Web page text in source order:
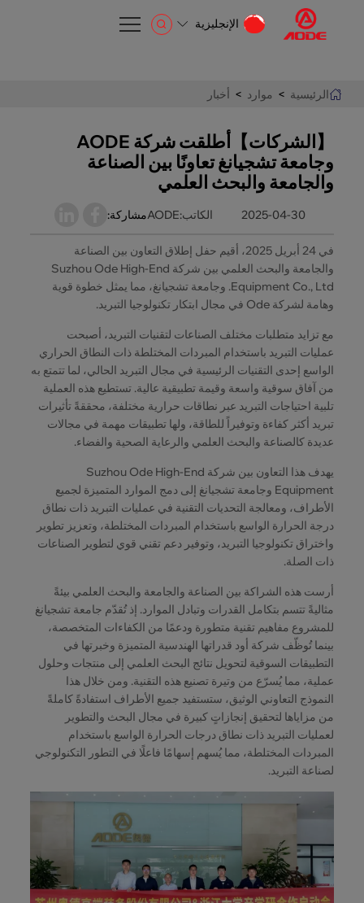
الإنجليزية
EN
الرئيسية > موارد > أخبار
【الشركات】أطلقت شركة AODE
وجامعة تشجيانغ تعاونًا بين الصناعة
والجامعة والبحث العلمي
2025-04-30 الكاتب:AODE مشاركة:
في 24 أبريل 2025، أقيم حفل إطلاق التعاون بين الصناعة
والجامعة والبحث العلمي بين شركة Suzhou Ode High-End
Equipment Co., Ltd. وجامعة تشجيانغ، مما يمثل خطوة قوية
وهامة لشركة Ode في مجال ابتكار تكنولوجيا التبريد.
مع تزايد متطلبات مختلف الصناعات لتقنيات التبريد، أصبحت
عمليات التبريد باستخدام المبردات المختلطة ذات النطاق الحراري
الواسع إحدى التقنيات الرئيسية في مجال التبريد الحالي، لما تتمتع به
من آفاق سوقية واسعة وقيمة تطبيقية عالية. تستطيع هذه العملية
تلبية احتياجات التبريد عبر نطاقات حرارية مختلفة، محققةً تأثيرات
تبريد أكثر كفاءة وتوفيراً للطاقة، ولها تطبيقات مهمة في مجالات
عديدة كالصناعة والبحث العلمي والرعاية الصحية والفضاء.
يهدف هذا التعاون بين شركة Suzhou Ode High-End
Equipment وجامعة تشجيانغ إلى دمج الموارد المتميزة لجميع
الأطراف، ومعالجة التحديات التقنية في عمليات التبريد ذات نطاق
درجة الحرارة الواسع باستخدام المبردات المختلطة، وتعزيز تطوير
واختراق تكنولوجيا التبريد، وتوفير دعم تقني قوي لتطوير الصناعات
ذات الصلة.
أرست هذه الشراكة بين الصناعة والجامعة والبحث العلمي بيئةً
مثاليةً تتسم بتكامل القدرات وتبادل الموارد. إذ تُقدّم جامعة تشجيانغ
للمشروع مفاهيم تقنية متطورة ودعمًا من الكفاءات المتخصصة،
بينما تُوظّف شركة أود قدراتها الهندسية المتميزة وخبرتها في
التطبيقات السوقية لتحويل نتائج البحث العلمي إلى منتجات وحلول
عملية، مما يُسرّع من وتيرة تصنيع هذه التقنية. ومن خلال هذا
النموذج التعاوني الوثيق، ستستفيد جميع الأطراف استفادةً كاملةً
من مزاياها لتحقيق إنجازاتٍ كبيرة في مجال البحث والتطوير
لعمليات التبريد ذات نطاق درجات الحرارة الواسع باستخدام
المبردات المختلطة، مما يُسهم إسهامًا فاعلًا في التطور التكنولوجي
لصناعة التبريد.